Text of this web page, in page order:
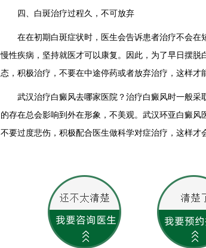
四、白斑治疗过程久，不可放弃
在在初期白斑症状时，医生会告诉患者治疗不会在
慢性疾病，坚持就医才可以康复。因此，为了早日摆
态，积极治疗，不要在中途停药或者放弃治疗，这样才
武汉治疗白癜风去哪家医院？治疗白癜风时一般采
的存在总会影响到外在形象，不美观。 武汉环亚白癜风
不要过度悲伤，积极配合医生做科学对症治疗，这样才